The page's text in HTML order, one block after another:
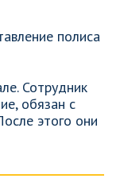
полиса
Сотрудник
обязан с
этого они